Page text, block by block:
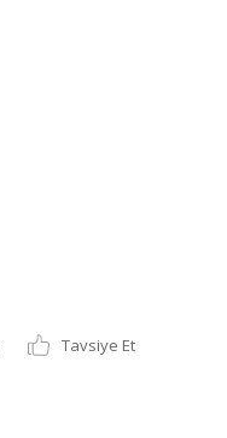
Tavsiye Et